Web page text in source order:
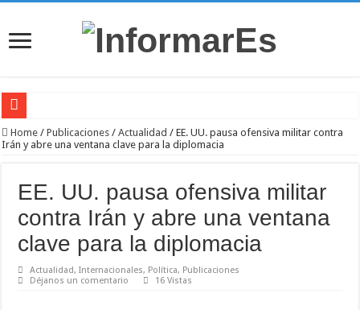
Nayib Bukele condecora a 452 rescatistas salvadoreños por su misión
Especialistas piden preservar y clasificar los escombros de los terremotos para
Científicos argentinos encuentran un VHS intacto a 2.600 metros de
Balance oficial de los sismos en Venezuela asciende a 2.295 fallecidos mientras
Fernando Muslera asumió la responsabilidad tras la derrota de Uruguay ante
Terremotos en Venezuela dejan al menos 164 fallecidos y cerca de mil heridos
Home / Publicaciones / Actualidad / EE. UU. pausa ofensiva militar contra
Irán y abre una ventana clave para la diplomacia
EE. UU. pausa ofensiva militar
contra Irán y abre una ventana
clave para la diplomacia
Actualidad,Internacionales, Política, Publicaciones
Déjanos un comentario
16 Vistas